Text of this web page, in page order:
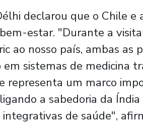
declarou que o Chile e
estar. "Durante a
ao nosso país, ambas as
sistemas de medicina
representa um marco
a sabedoria da
de saúde",